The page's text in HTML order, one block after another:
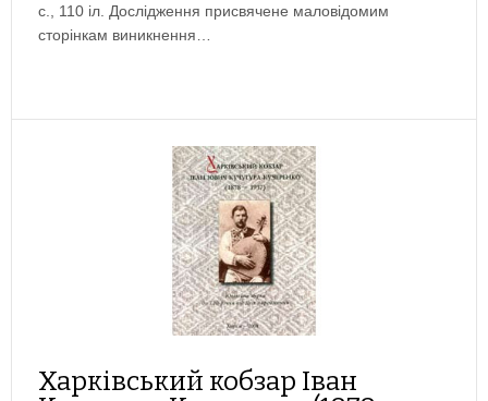
с., 110 іл. Дослідження присвячене маловідомим
сторінкам виникнення…
Харківський кобзар Іван